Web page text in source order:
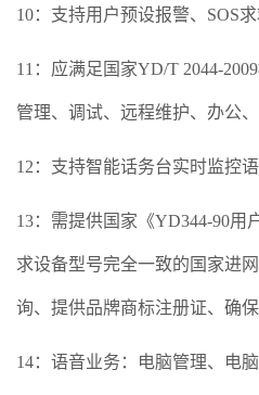
10：支持用户预设报警、SOS
11：应满足国家YD/T 2044-
管理、调试、远程维护、办公、
12：支持智能话务台实时监控语
13：需提供国家《YD344-90用
求设备型号完全一致的国家进
询、提供品牌商标注册证、确
14：语音业务：电脑管理、电